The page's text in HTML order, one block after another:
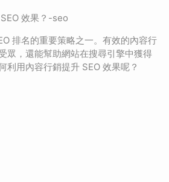
效果？-seo
排名的重要策略之一。有效的內容行
眾，還能幫助網站在搜尋引擎中獲得
利用內容行銷提升 SEO 效果呢？